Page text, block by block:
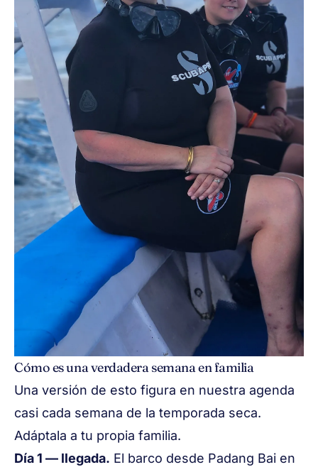
Cómo es una verdadera semana en familia
Una versión de esto figura en nuestra agenda
casi cada semana de la temporada seca.
Adáptala a tu propia familia.
Día 1 — llegada. El barco desde Padang Bai en